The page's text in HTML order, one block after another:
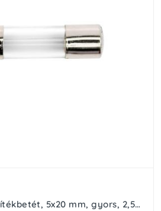
Home F2,5 A biztosítékbetét, 5x20 mm, gyors, 2,5 A